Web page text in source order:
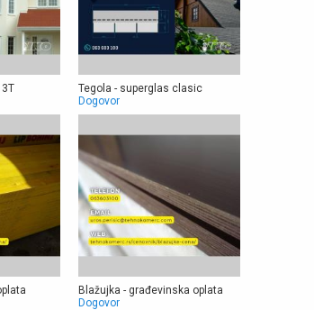
Tegola - superglas clasic
Dogovor
Blažujka - građevinska oplata
Dogovor